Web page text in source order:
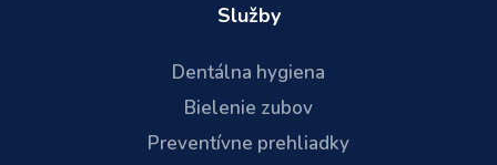
Služby
Dentálna hygiena
Bielenie zubov
Preventívne prehliadky